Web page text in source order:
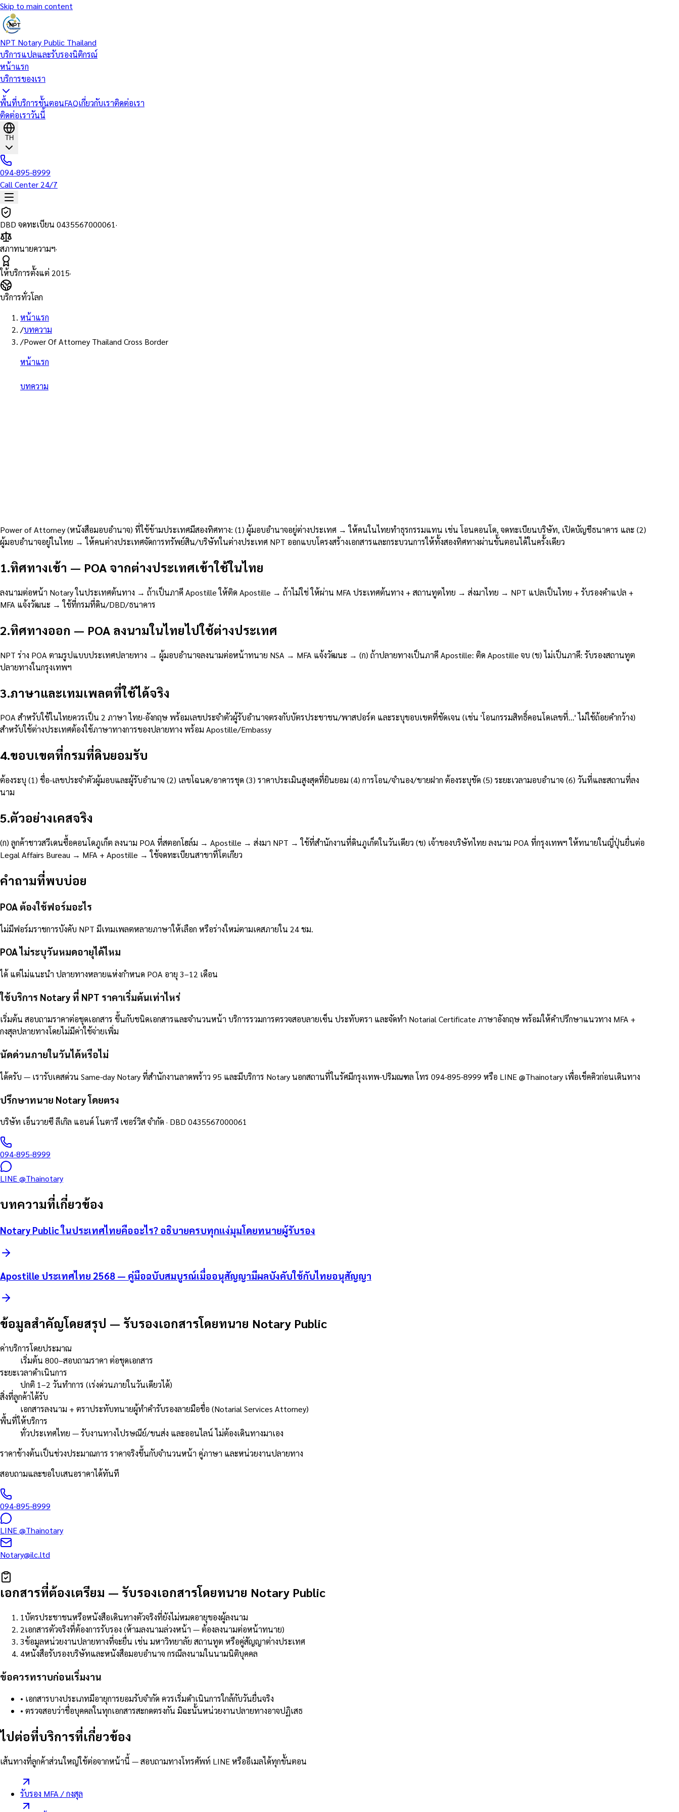
Skip to main content
NPT Notary Public Thailand
บริการแปลและรับรองนิติกรณ์
หน้าแรก
บริการของเรา
พื้นที่บริการขั้นตอนFAQเกี่ยวกับเราติดต่อเรา
ติดต่อเราวันนี้
TH
094-895-8999
Call Center 24/7
DBD จดทะเบียน 0435567000061·
สภาทนายความฯ·
ให้บริการตั้งแต่ 2015·
บริการทั่วโลก
หน้าแรก
/บทความ
/Power Of Attorney Thailand Cross Border
หน้าแรก
บทความ
Power of Attorney (หนังสือมอบอำนาจ) ที่ใช้ข้ามประเทศมีสองทิศทาง: (1) ผู้มอบอำนาจอยู่ต่างประเทศ → ให้คนในไทยทำธุรกรรมแทน เช่น โอนคอนโด, จดทะเบียนบริษัท, เปิดบัญชีธนาคาร และ (2)
ผู้มอบอำนาจอยู่ในไทย → ให้คนต่างประเทศจัดการทรัพย์สิน/บริษัทในต่างประเทศ NPT ออกแบบโครงสร้างเอกสารและกระบวนการให้ทั้งสองทิศทางผ่านขั้นตอนได้ในครั้งเดียว
1.ทิศทางเข้า — POA จากต่างประเทศเข้าใช้ในไทย
ลงนามต่อหน้า Notary ในประเทศต้นทาง → ถ้าเป็นภาคี Apostille ให้ติด Apostille → ถ้าไม่ใช่ ให้ผ่าน MFA ประเทศต้นทาง + สถานทูตไทย → ส่งมาไทย → NPT แปลเป็นไทย + รับรองคำแปล +
MFA แจ้งวัฒนะ → ใช้ที่กรมที่ดิน/DBD/ธนาคาร
2.ทิศทางออก — POA ลงนามในไทยไปใช้ต่างประเทศ
NPT ร่าง POA ตามรูปแบบประเทศปลายทาง → ผู้มอบอำนาจลงนามต่อหน้าทนาย NSA → MFA แจ้งวัฒนะ → (ก) ถ้าปลายทางเป็นภาคี Apostille: ติด Apostille จบ (ข) ไม่เป็นภาคี: รับรองสถานทูต
ปลายทางในกรุงเทพฯ
3.ภาษาและเทมเพลตที่ใช้ได้จริง
POA สำหรับใช้ในไทยควรเป็น 2 ภาษา ไทย-อังกฤษ พร้อมเลขประจำตัวผู้รับอำนาจตรงกับบัตรประชาชน/พาสปอร์ต และระบุขอบเขตที่ชัดเจน (เช่น 'โอนกรรมสิทธิ์คอนโดเลขที่...' ไม่ใช้ถ้อยคำกว้าง)
สำหรับใช้ต่างประเทศต้องใช้ภาษาทางการของปลายทาง พร้อม Apostille/Embassy
4.ขอบเขตที่กรมที่ดินยอมรับ
ต้องระบุ (1) ชื่อ-เลขประจำตัวผู้มอบและผู้รับอำนาจ (2) เลขโฉนด/อาคารชุด (3) ราคาประเมินสูงสุดที่ยินยอม (4) การโอน/จำนอง/ขายฝาก ต้องระบุชัด (5) ระยะเวลามอบอำนาจ (6) วันที่และสถานที่ลง
นาม
5.ตัวอย่างเคสจริง
(ก) ลูกค้าชาวสวีเดนซื้อคอนโดภูเก็ต ลงนาม POA ที่สตอกโฮล์ม → Apostille → ส่งมา NPT → ใช้ที่สำนักงานที่ดินภูเก็ตในวันเดียว (ข) เจ้าของบริษัทไทย ลงนาม POA ที่กรุงเทพฯ ให้ทนายในญี่ปุ่นยื่นต่อ
Legal Affairs Bureau → MFA + Apostille → ใช้จดทะเบียนสาขาที่โตเกียว
คำถามที่พบบ่อย
POA ต้องใช้ฟอร์มอะไร
ไม่มีฟอร์มราชการบังคับ NPT มีเทมเพลตหลายภาษาให้เลือก หรือร่างใหม่ตามเคสภายใน 24 ชม.
POA ไม่ระบุวันหมดอายุได้ไหม
ได้ แต่ไม่แนะนำ ปลายทางหลายแห่งกำหนด POA อายุ 3–12 เดือน
ใช้บริการ Notary ที่ NPT ราคาเริ่มต้นเท่าไหร่
เริ่มต้น สอบถามราคาต่อชุดเอกสาร ขึ้นกับชนิดเอกสารและจำนวนหน้า บริการรวมการตรวจสอบลายเซ็น ประทับตรา และจัดทำ Notarial Certificate ภาษาอังกฤษ พร้อมให้คำปรึกษาแนวทาง MFA +
กงสุลปลายทางโดยไม่มีค่าใช้จ่ายเพิ่ม
นัดด่วนภายในวันได้หรือไม่
ได้ครับ — เรารับเคสด่วน Same-day Notary ที่สำนักงานลาดพร้าว 95 และมีบริการ Notary นอกสถานที่ในรัศมีกรุงเทพ-ปริมณฑล โทร 094-895-8999 หรือ LINE @Thainotary เพื่อเช็คคิวก่อนเดินทาง
ปรึกษาทนาย Notary โดยตรง
บริษัท เอ็นวายซี ลีเกิล แอนด์ โนตารี เซอร์วิส จำกัด · DBD 0435567000061
094-895-8999
LINE@Thainotary
บทความที่เกี่ยวข้อง
Notary Public ในประเทศไทยคืออะไร? อธิบายครบทุกแง่มุมโดยทนายผู้รับรอง
Apostille ประเทศไทย 2568 — คู่มือฉบับสมบูรณ์เมื่ออนุสัญญามีผลบังคับใช้กับไทยอนุสัญญา
ข้อมูลสำคัญโดยสรุป — รับรองเอกสารโดยทนาย Notary Public
ค่าบริการโดยประมาณ
เริ่มต้น 800–สอบถามราคา ต่อชุดเอกสาร
ระยะเวลาดำเนินการ
ปกติ 1–2 วันทำการ (เร่งด่วนภายในวันเดียวได้)
สิ่งที่ลูกค้าได้รับ
เอกสารลงนาม + ตราประทับทนายผู้ทำคำรับรองลายมือชื่อ (Notarial Services Attorney)
พื้นที่ให้บริการ
ทั่วประเทศไทย — รับงานทางไปรษณีย์/ขนส่ง และออนไลน์ ไม่ต้องเดินทางมาเอง
ราคาข้างต้นเป็นช่วงประมาณการ ราคาจริงขึ้นกับจำนวนหน้า คู่ภาษา และหน่วยงานปลายทาง
สอบถามและขอใบเสนอราคาได้ทันที
094-895-8999
LINE@Thainotary
Notary@ilc.ltd
เอกสารที่ต้องเตรียม — รับรองเอกสารโดยทนาย Notary Public
1บัตรประชาชนหรือหนังสือเดินทางตัวจริงที่ยังไม่หมดอายุของผู้ลงนาม
2เอกสารตัวจริงที่ต้องการรับรอง (ห้ามลงนามล่วงหน้า — ต้องลงนามต่อหน้าทนาย)
3ข้อมูลหน่วยงานปลายทางที่จะยื่น เช่น มหาวิทยาลัย สถานทูต หรือคู่สัญญาต่างประเทศ
4หนังสือรับรองบริษัทและหนังสือมอบอำนาจ กรณีลงนามในนามนิติบุคคล
ข้อควรทราบก่อนเริ่มงาน
• เอกสารบางประเภทมีอายุการยอมรับจำกัด ควรเริ่มดำเนินการใกล้กับวันยื่นจริง
• ตรวจสอบว่าชื่อบุคคลในทุกเอกสารสะกดตรงกัน มิฉะนั้นหน่วยงานปลายทางอาจปฏิเสธ
ไปต่อที่บริการที่เกี่ยวข้อง
เส้นทางที่ลูกค้าส่วนใหญ่ใช้ต่อจากหน้านี้ — สอบถามทางโทรศัพท์ LINE หรืออีเมลได้ทุกขั้นตอน
รับรอง MFA / กงสุล